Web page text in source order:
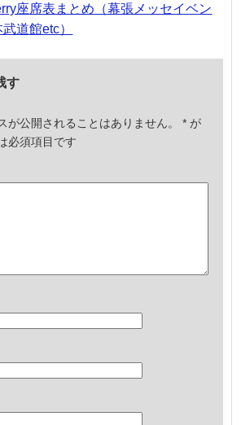
座席表まとめ（幕張メッセイベン
道館etc）
す
が公開されることはありません。 * が
必須項目です